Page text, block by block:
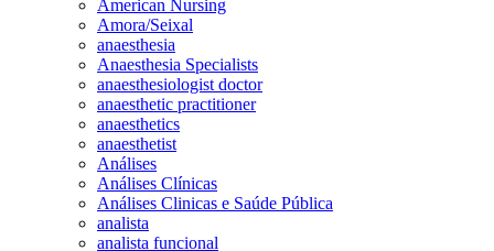
American Nursing
Amora/Seixal
anaesthesia
Anaesthesia Specialists
anaesthesiologist doctor
anaesthetic practitioner
anaesthetics
anaesthetist
Análises
Análises Clínicas
Análises Clinicas e Saúde Pública
analista
analista funcional